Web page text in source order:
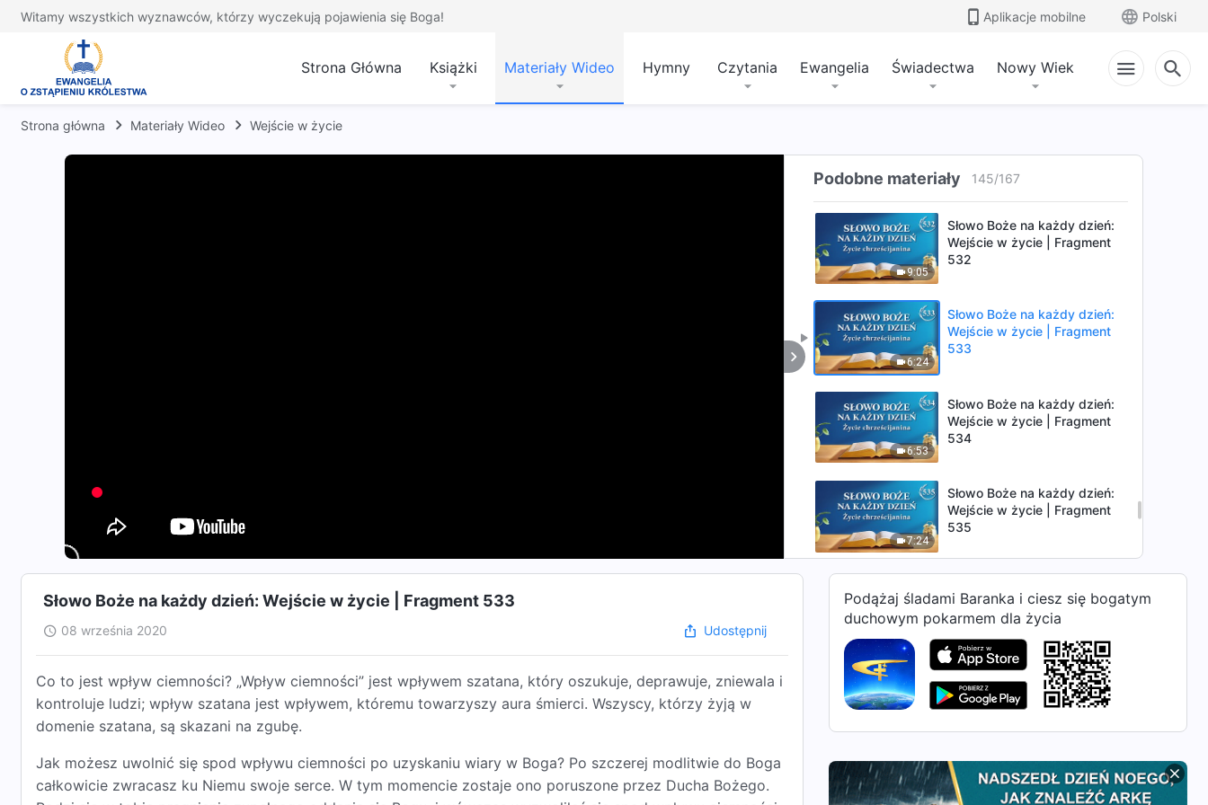
Witamy wszystkich wyznawców, którzy wyczekują pojawienia się Boga! Aplikacje mobilne Polski
Strona Główna Książki Materiały Wideo Hymny Czytania Ewangelia Świadectwa Nowy Wiek
Strona główna Materiały Wideo Wejście w życie
Podobne materiały 145/167
Wejście w życie | Fragment
7:01
Wejście w życie | Fragment
531
9:05
Słowo Boże na każdy dzień:
Wejście w życie | Fragment
532
6:24
Słowo Boże na każdy dzień:
Wejście w życie | Fragment
533
6:53
Słowo Boże na każdy dzień:
Wejście w życie | Fragment
534
7:24
Słowo Boże na każdy dzień:
Wejście w życie | Fragment
535
5:10
Wejście w życie | Fragment
536
Słowo Boże na każdy dzień:
Wejście w życie | Fragment
537
Słowo Boże na każdy dzień:
Wejście w życie | Fragment
538
Słowo Boże na każdy dzień: Wejście w życie | Fragment 533
08 września 2020 Udostępnij
Co to jest wpływ ciemności? „Wpływ ciemności” jest wpływem szatana, który oszukuje, deprawuje, zniewala i
kontroluje ludzi; wpływ szatana jest wpływem, któremu towarzyszy aura śmierci. Wszyscy, którzy żyją w
domenie szatana, są skazani na zgubę.
Jak możesz uwolnić się spod wpływu ciemności po uzyskaniu wiary w Boga? Po szczerej modlitwie do Boga
całkowicie zwracasz ku Niemu swoje serce. W tym momencie zostaje ono poruszone przez Ducha Bożego.
Podążaj śladami Baranka i ciesz się bogatym
duchowym pokarmem dla życia